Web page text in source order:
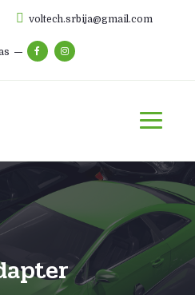
voltech.srbija@gmail.com